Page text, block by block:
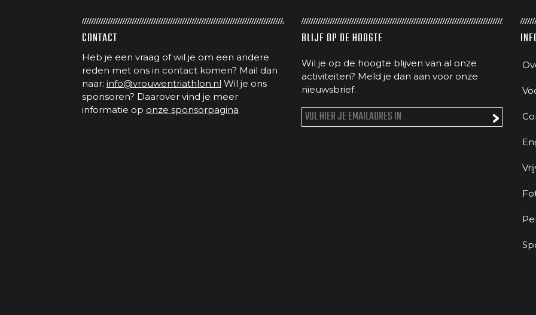
CONTACT
Heb je een vraag of wil je om een andere
reden met ons in contact komen? Mail dan
naar: info@vrouwentriathlon.nl Wil je ons
sponsoren? Daarover vind je meer
informatie op onze sponsorpagina
BLIJF OP DE HOOGTE
Wil je op de hoogte blijven van al onze
activiteiten? Meld je dan aan voor onze
nieuwsbrief.